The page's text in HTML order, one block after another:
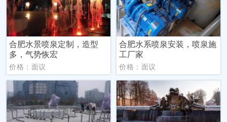
合肥水景喷泉定制，造型
多，气势恢宏
价格：面议
合肥水系喷泉安装，喷泉施
工厂家
价格：面议